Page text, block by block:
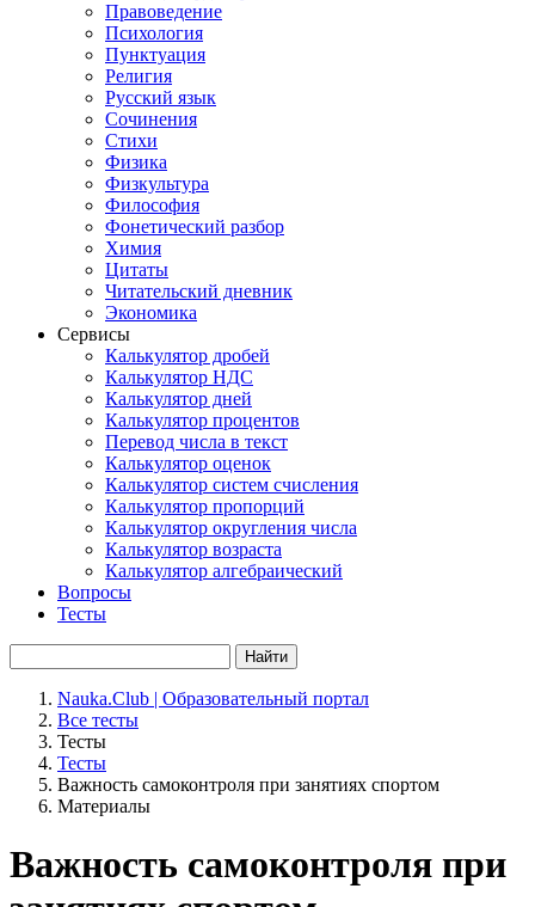
Правоведение
Психология
Пунктуация
Религия
Русский язык
Сочинения
Стихи
Физика
Физкультура
Философия
Фонетический разбор
Химия
Цитаты
Читательский дневник
Экономика
Сервисы
Калькулятор дробей
Калькулятор НДС
Калькулятор дней
Калькулятор процентов
Перевод числа в текст
Калькулятор оценок
Калькулятор систем счисления
Калькулятор пропорций
Калькулятор округления числа
Калькулятор возраста
Калькулятор алгебраический
Вопросы
Тесты
Найти
Nauka.Club | Образовательный портал
Все тесты
Тесты
Тесты
Важность самоконтроля при занятиях спортом
Материалы
Важность самоконтроля при